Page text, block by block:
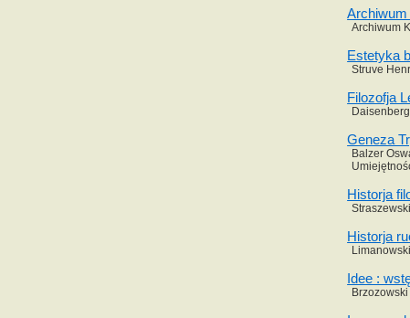
Archiwum
Archiwum
Estetyka
Struve
Filozofja
Geneza
Balzer
Historja
Historja
Idee :